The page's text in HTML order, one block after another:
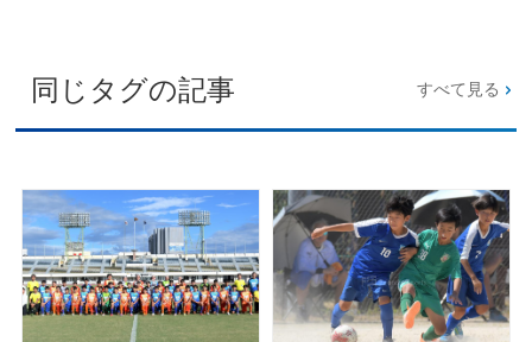
同じタグの記事 すべて見る